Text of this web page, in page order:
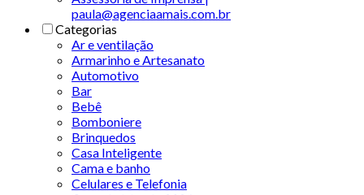
paula@agenciaamais.com.br
Categorias
Ar e ventilação
Armarinho e Artesanato
Automotivo
Bar
Bebê
Bomboniere
Brinquedos
Casa Inteligente
Cama e banho
Celulares e Telefonia